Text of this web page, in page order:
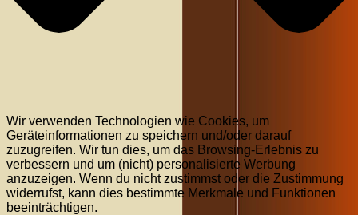
Wir verwenden Technologien wie Cookies, um
Geräteinformationen zu speichern und/oder darauf
zuzugreifen. Wir tun dies, um das Browsing-Erlebnis zu
verbessern und um (nicht) personalisierte Werbung
anzuzeigen. Wenn du nicht zustimmst oder die Zustimmung
widerrufst, kann dies bestimmte Merkmale und Funktionen
beeinträchtigen.